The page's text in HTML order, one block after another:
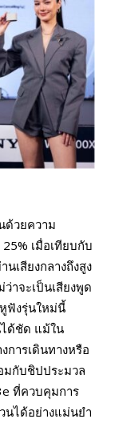
ด้วยความ
เมื่อเทียบกับ
เสียงกลางถึงสูง
าจะเป็นเสียงพูด
ฟังรุ่นใหม่นี้
ได้ชัด แม้ใน
การเดินทางหรือ
กับชิปประมวล
ที่ควบคุมการ
นได้อย่างแม่นยำ